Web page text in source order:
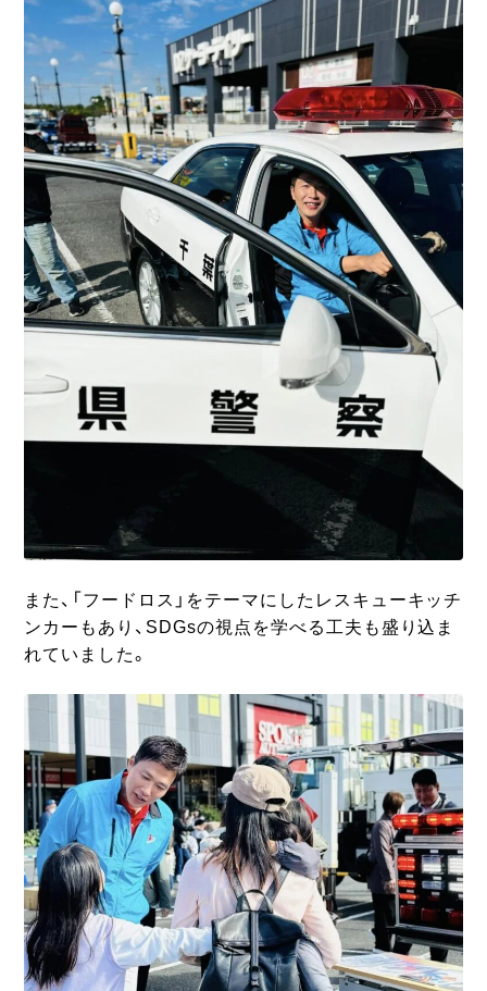
また、「フードロス」をテーマにしたレスキューキッチ
ンカーもあり、SDGsの視点を学べる工夫も盛り込ま
れていました。